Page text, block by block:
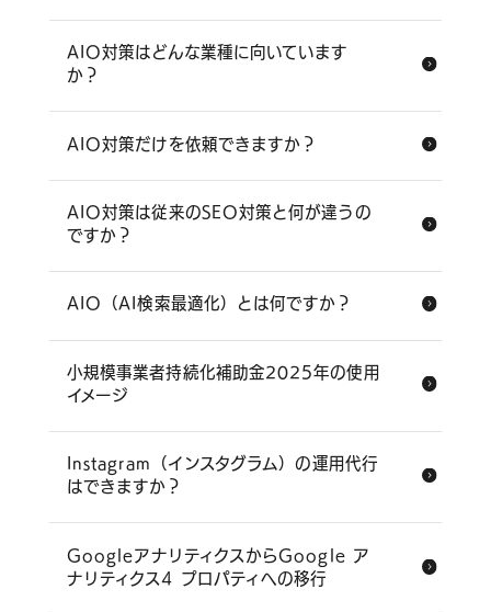
情報セキュリティに関する方針
プライバシーポリシー
AIO対策はどんな業種に向いています
か？
AIO対策だけを依頼できますか？
AIO対策は従来のSEO対策と何が違うの
ですか？
AIO（AI検索最適化）とは何ですか？
小規模事業者持続化補助金2025年の使用
イメージ
Instagram（インスタグラム）の運用代行
はできますか？
GoogleアナリティクスからGoogle ア
ナリティクス4 プロパティへの移行